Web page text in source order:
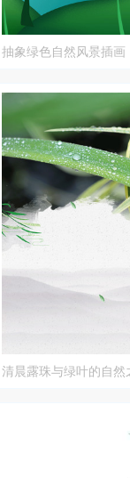
抽象绿色自然风景插画
清晨露珠与绿叶的自然